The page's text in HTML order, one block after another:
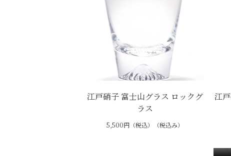
江戸硝子 富士山グラス ロックグ
ラス
5,500円（税込）（税込み）
江